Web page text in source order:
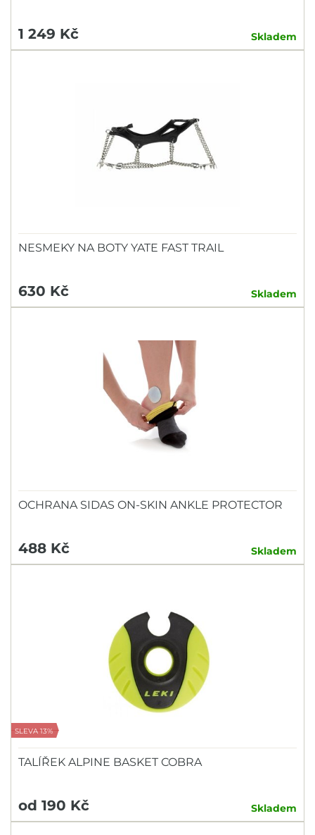
1 249 Kč Skladem
NESMEKY NA BOTY YATE FAST TRAIL
630 Kč Skladem
OCHRANA SIDAS ON-SKIN ANKLE PROTECTOR
488 Kč Skladem
SLEVA 13%
TALÍŘEK ALPINE BASKET COBRA
od 190 Kč Skladem